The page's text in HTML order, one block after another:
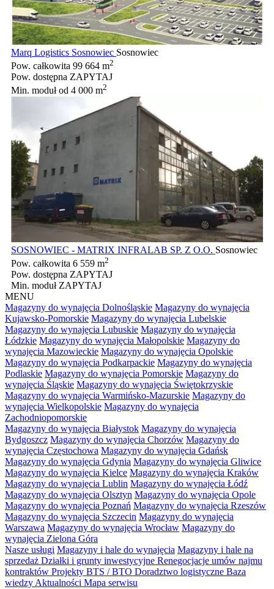
Marq Logistics Sosnowiec Sosnowiec
Pow. całkowita 99 664 m2
Pow. dostępna ZAPYTAJ
Min. modułod 4 000 m2
SOSNOWIEC - MATRIX INFRALAB SP. Z O.O. Sosnowiec
Pow. całkowita 6 559 m2
Pow. dostępna ZAPYTAJ
Min. moduł ZAPYTAJ
MENU
Magazyny do wynajęcia Dolnośląskie Magazyny do wynajęcia
Kujawsko-Pomorskie Magazyny do wynajęcia Lubelskie
Magazyny do wynajęcia Lubuskie Magazyny do wynajęcia
Łódzkie Magazyny do wynajęcia Małopolskie Magazyny do
wynajęcia Mazowieckie Magazyny do wynajęcia Opolskie
Magazyny do wynajęcia Podkarpackie Magazyny do wynajęcia
Podlaskie Magazyny do wynajęcia Pomorskie Magazyny do
wynajęcia Śląskie Magazyny do wynajęcia Świętokrzyskie
Magazyny do wynajęcia Warmińsko-Mazurskie Magazyny do
wynajęcia Wielkopolskie Magazyny do wynajęcia
Zachodniopomorskie
Magazyny do wynajęcia Białystok Magazyny do wynajęcia
Bydgoszcz Magazyny do wynajęcia Chorzów Magazyny do
wynajęcia Częstochowa Magazyny do wynajęcia Gdańsk
Magazyny do wynajęcia Gdynia Magazyny do wynajęcia Gliwice
Magazyny do wynajęcia Kielce Magazyny do wynajęcia Kraków
Magazyny do wynajęcia Lublin Magazyny do wynajęcia Łódź
Magazyny do wynajęcia Olsztyn Magazyny do wynajęcia Opole
Magazyny do wynajęcia Poznań Magazyny do wynajęcia Rzeszów
Magazyny do wynajęcia Szczecin Magazyny do wynajęcia
Warszawa Magazyny do wynajęcia Wrocław Magazyny do
wynajęcia Zielona Góra
Nasze usługi Magazyny i hale do wynajęcia Magazyny i hale na
sprzedaż Działki i grunty inwestycyjne Renegocjacje umów najmu
kontraktów Projekty BTS / BTO Doradztwo logistyczne Baza
wiedzyAktualności Mapa serwisu